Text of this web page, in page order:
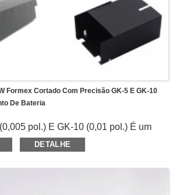
Formex Cortado Com Precisão GK-5 E GK-10
De Bateria
pol.) E GK-10 (0,01 pol.) É um
Isolamento Formex
com certificação UL 94-V0.Ele
industriais e de consumo.O
DETALHE